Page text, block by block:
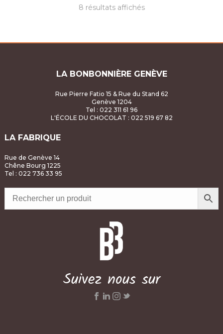
CHF63.06
8 résultats affichés
LA BONBONNIÈRE GENÈVE
Rue Pierre Fatio 15 & Rue du Stand 62
Genève 1204
Tel : 022 311 61 96
L'ÉCOLE DU CHOCOLAT : 022 519 67 82
LA FABRIQUE
Rue de Genève 14
Chêne Bourg 1225
Tel : 022 736 33 95
Suivez nous sur